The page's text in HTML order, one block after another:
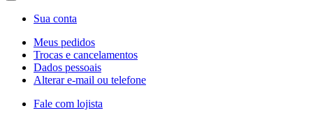
Sua conta
Meus pedidos
Trocas e cancelamentos
Dados pessoais
Alterar e-mail ou telefone
Fale com lojista